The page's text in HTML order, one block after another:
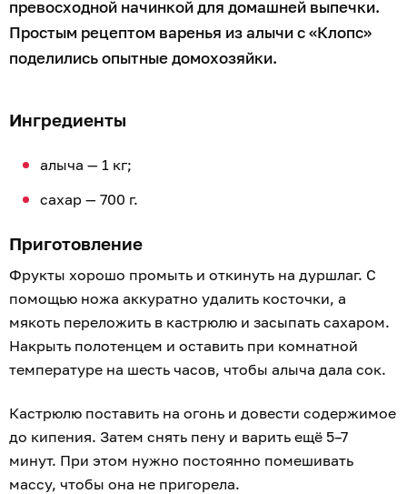
превосходной начинкой для домашней выпечки.
Простым рецептом варенья из алычи с «Клопс»
поделились опытные домохозяйки.
Ингредиенты
алыча — 1 кг;
сахар — 700 г.
Приготовление
Фрукты хорошо промыть и откинуть на дуршлаг. С
помощью ножа аккуратно удалить косточки, а
мякоть переложить в кастрюлю и засыпать сахаром.
Накрыть полотенцем и оставить при комнатной
температуре на шесть часов, чтобы алыча дала сок.
Кастрюлю поставить на огонь и довести содержимое
до кипения. Затем снять пену и варить ещё 5–7
минут. При этом нужно постоянно помешивать
массу, чтобы она не пригорела.